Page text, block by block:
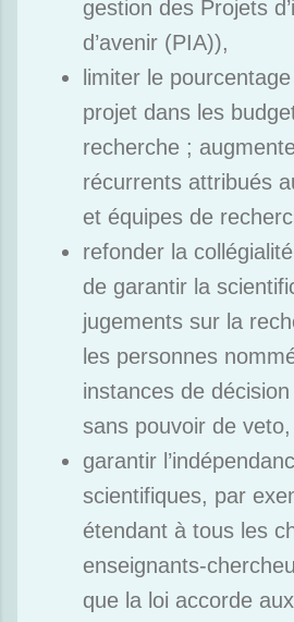
gestion des Projets
d’avenir (PIA)),
limiter le
projet dans les
recherche ;
récurrents attribués
et équipes de
refonder la
de garantir la
jugements sur la
les personnes
instances de
sans pouvoir de veto,
garantir
scientifiques, par
étendant à tous les
enseignants-
que la loi accorde